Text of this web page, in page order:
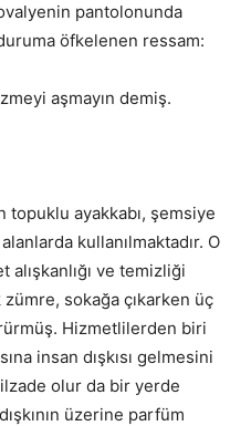
pantolonunda
öfkelenen ressam:
aşmayın demiş.
topuklu ayakkabı, şemsiye
kullanılmaktadır. O
alışkanlığı ve temizliği
sokağa çıkarken üç
Hizmetlilerden biri
insan dışkısı gelmesini
olur da bir yerde
üzerine parfüm